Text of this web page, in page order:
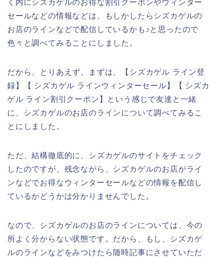
く内にシズカゲルのお得な割引クーポンやウィンター
セールなどの情報などは、もしかしたらシズカゲルの
お店のラインなどで配信しているかも♪と思ったので
色々と調べてみることにしました。
だから、とりあえず、まずは、【シズカゲル ライン登
録】【 シズカゲル ラインウィンターセール】【 シズカ
ゲル ライン割引クーポン】という感じで友達と一緒
に、シズカゲルのお店のラインについて調べてみるこ
とにしました。
ただ、結構徹底的に、シズカゲルのサイトをチェック
したのですが、残念ながら、シズカゲルのお店がライ
ンなどでお得なウィンターセールなどの情報を配信し
ているかどうかは分かりませんでした。
なので、シズカゲルのお店のラインについては、今の
所よく分からない状態です。だから、もし、シズカゲ
ルのラインなどをみつけたら随時記事にさせていただ